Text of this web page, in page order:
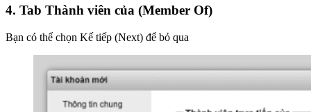
4. Tab Thành viên của (Member Of)
Bạn có thể chọn Kế tiếp (Next) để bỏ qua